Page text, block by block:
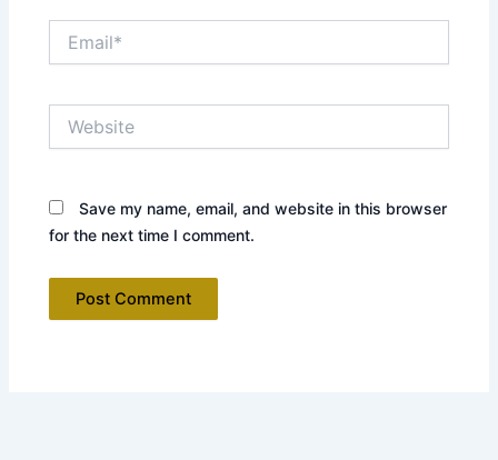
Save my name, email, and website in this browser
for the next time I comment.